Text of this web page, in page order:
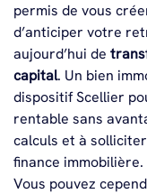
permis de vous
d’anticiper votre
aujourd’hui de
capital. Un bien
dispositif Scellier
rentable sans
calculs et à
finance immobilière.
Vous pouvez